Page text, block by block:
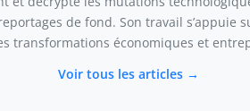
de fond. Son travail s’appuie
transformations économiques et
Voir tous les articles →